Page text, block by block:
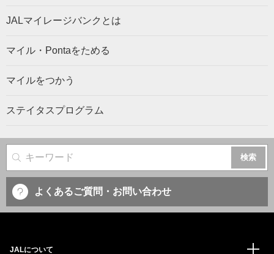
JALマイレージバンクとは
マイル・Pontaをためる
マイルをつかう
ステイタスプログラム
サイト内検索
よくあるご質問・お問い合わせ
JALについて